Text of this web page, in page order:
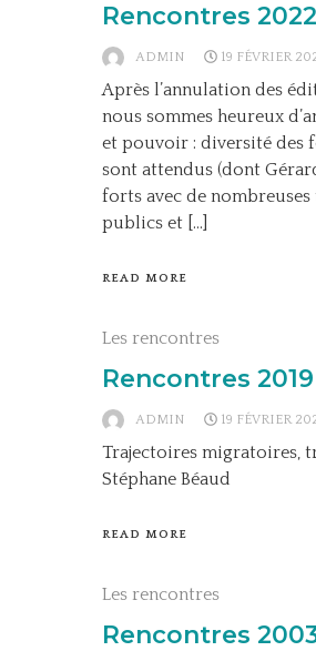
Rencontres 2022
ADMIN 19 FÉVRIER
Après l’annulation des
nous sommes heureux
et pouvoir : diversité des
sont attendus (dont
forts avec de
publics et […]
READ MORE
Les rencontres
Rencontres 2019
ADMIN 19 FÉVRIER
Trajectoires migratoires,
Stéphane Béaud
READ MORE
Les rencontres
Rencontres